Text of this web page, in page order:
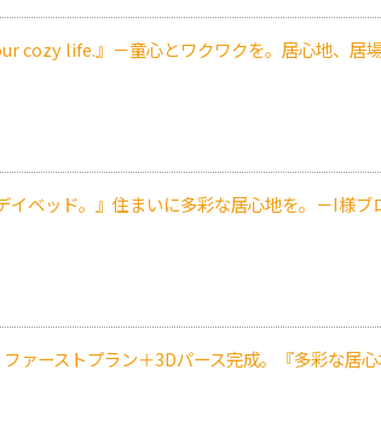
cozy life.』－童心とワクワクを。居心地、居
イベッド。』住まいに多彩な居心地を。－I様ブ
ァーストプラン＋3Dパース完成。『多彩な居心